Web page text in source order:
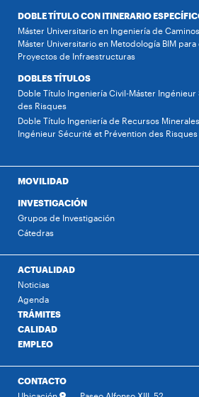
DOBLE TÍTULO CON ITINERARIO
Máster Universitario en Ingeniería de
Máster Universitario en Metodología BIM
Proyectos de Infraestructuras
DOBLES TÍTULOS
Doble Título Ingeniería Civil-Máster
des Risques
Doble Título Ingeniería de Recursos
Ingénieur Sécurité et Prévention des Risques
MOVILIDAD
INVESTIGACIÓN
Grupos de Investigación
Cátedras
ACTUALIDAD
Noticias
Agenda
TRÁMITES
CALIDAD
EMPLEO
CONTACTO